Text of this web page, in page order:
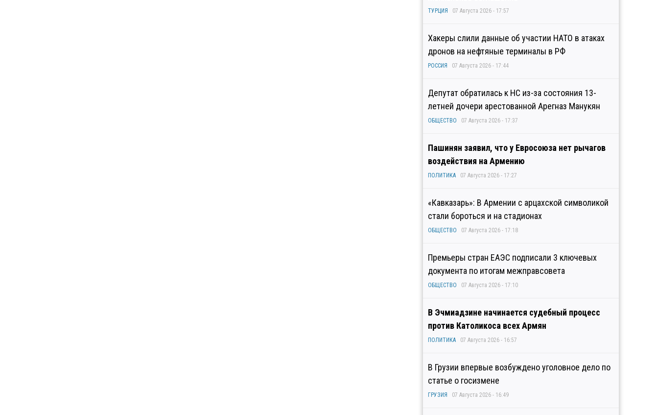
ТУРЦИЯ 07 Августа 2026 - 17:57
Хакеры слили данные об участии НАТО в атаках
дронов на нефтяные терминалы в РФ
РОССИЯ 07 Августа 2026 - 17:44
Депутат обратилась к НС из-за состояния 13-
летней дочери арестованной Арегназ Манукян
ОБЩЕСТВО 07 Августа 2026 - 17:37
Пашинян заявил, что у Евросоюза нет рычагов
воздействия на Армению
ПОЛИТИКА 07 Августа 2026 - 17:27
«Кавказарь»: В Армении с арцахской символикой
стали бороться и на стадионах
ОБЩЕСТВО 07 Августа 2026 - 17:18
Премьеры стран ЕАЭС подписали 3 ключевых
документа по итогам межправсовета
ОБЩЕСТВО 07 Августа 2026 - 17:10
В Эчмиадзине начинается судебный процесс
против Католикоса всех Армян
ПОЛИТИКА 07 Августа 2026 - 16:57
В Грузии впервые возбуждено уголовное дело по
статье о госизмене
ГРУЗИЯ 07 Августа 2026 - 16:49